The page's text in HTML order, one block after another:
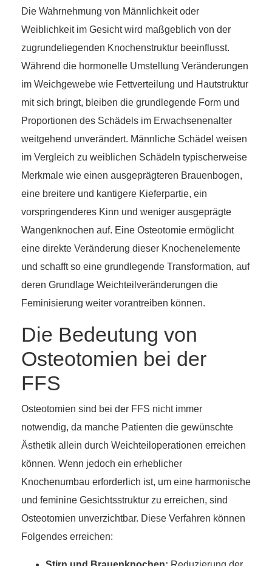
Die Wahrnehmung von Männlichkeit oder
Weiblichkeit im Gesicht wird maßgeblich von der
zugrundeliegenden Knochenstruktur beeinflusst.
Während die hormonelle Umstellung Veränderungen
im Weichgewebe wie Fettverteilung und Hautstruktur
mit sich bringt, bleiben die grundlegende Form und
Proportionen des Schädels im Erwachsenenalter
weitgehend unverändert. Männliche Schädel weisen
im Vergleich zu weiblichen Schädeln typischerweise
Merkmale wie einen ausgeprägteren Brauenbogen,
eine breitere und kantigere Kieferpartie, ein
vorspringenderes Kinn und weniger ausgeprägte
Wangenknochen auf. Eine Osteotomie ermöglicht
eine direkte Veränderung dieser Knochenelemente
und schafft so eine grundlegende Transformation, auf
deren Grundlage Weichteilveränderungen die
Feminisierung weiter vorantreiben können.
Die Bedeutung von
Osteotomien bei der
FFS
Osteotomien sind bei der FFS nicht immer
notwendig, da manche Patienten die gewünschte
Ästhetik allein durch Weichteiloperationen erreichen
können. Wenn jedoch ein erheblicher
Knochenumbau erforderlich ist, um eine harmonische
und feminine Gesichtsstruktur zu erreichen, sind
Osteotomien unverzichtbar. Diese Verfahren können
Folgendes erreichen: